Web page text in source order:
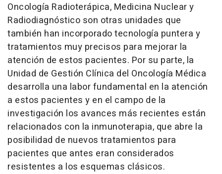
Oncología Radioterápica, Medicina Nuclear y
Radiodiagnóstico son otras unidades que
también han incorporado tecnología puntera y
tratamientos muy precisos para mejorar la
atención de estos pacientes. Por su parte, la
Unidad de Gestión Clínica del Oncología Médica
desarrolla una labor fundamental en la atención
a estos pacientes y en el campo de la
investigación los avances más recientes están
relacionados con la inmunoterapia, que abre la
posibilidad de nuevos tratamientos para
pacientes que antes eran considerados
resistentes a los esquemas clásicos.